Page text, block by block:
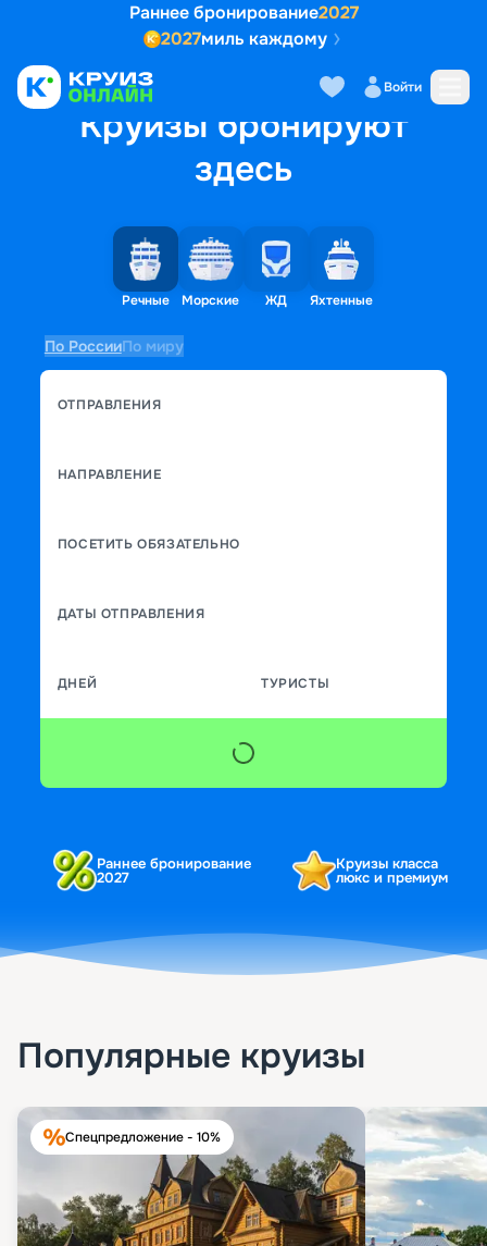
Раннее бронирование2027
2027миль каждому
Войти
Круизы бронируют
здесь
Речные Морские ЖД Яхтенные
По РоссииПо миру
ОТПРАВЛЕНИЯ
НАПРАВЛЕНИЕ
ПОСЕТИТЬ ОБЯЗАТЕЛЬНО
ДАТЫ ОТПРАВЛЕНИЯ
ДНЕЙ ТУРИСТЫ
Раннее бронирование
2027
Круизы класса
люкс и премиум
Популярные круизы
Спецпредложение - 10%